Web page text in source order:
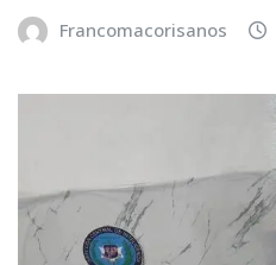
Francomacorisanos